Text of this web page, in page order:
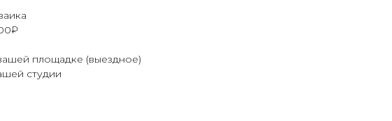
площадке (выездное)
студии